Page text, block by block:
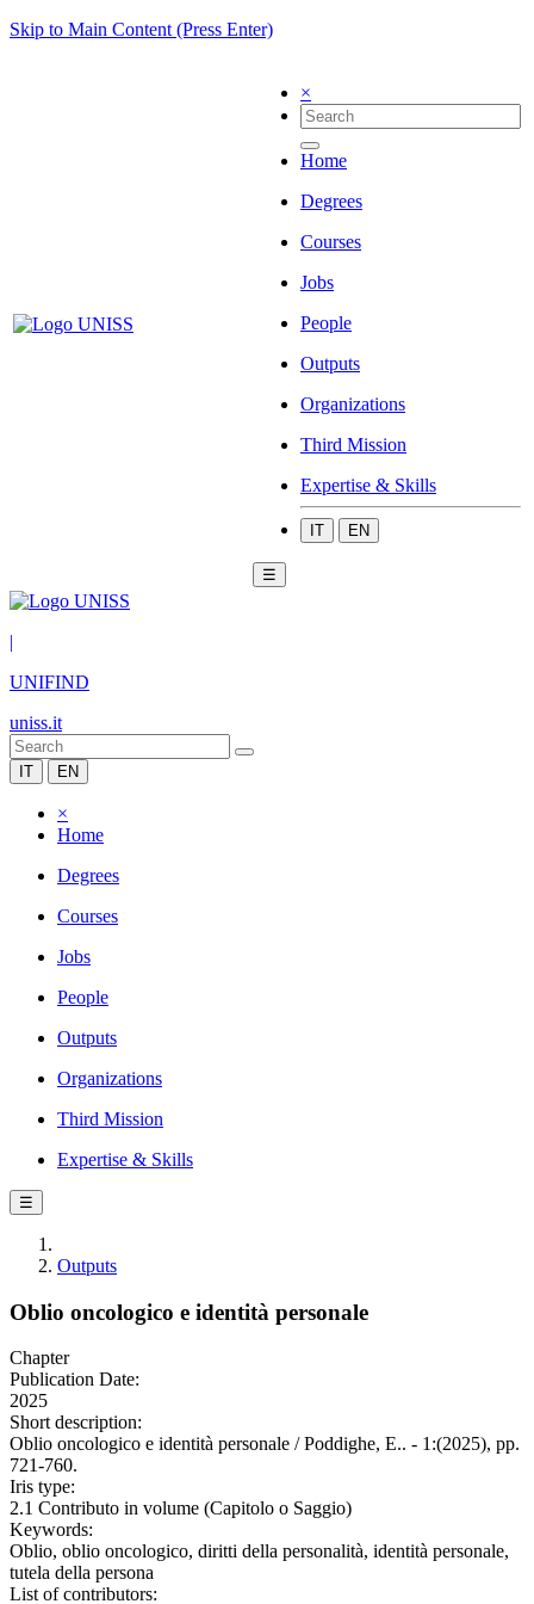
Skip to Main Content (Press Enter)
×
Home
Degrees
Courses
Jobs
People
Outputs
Organizations
Third Mission
Expertise & Skills
IT EN
☰
|
UNIFIND
uniss.it
IT EN
×
Home
Degrees
Courses
Jobs
People
Outputs
Organizations
Third Mission
Expertise & Skills
☰
Outputs
Oblio oncologico e identità personale
Chapter
Publication Date:
2025
Short description:
Oblio oncologico e identità personale / Poddighe, E.. - 1:(2025), pp.
721-760.
Iris type:
2.1 Contributo in volume (Capitolo o Saggio)
Keywords:
Oblio, oblio oncologico, diritti della personalità, identità personale,
tutela della persona
List of contributors: